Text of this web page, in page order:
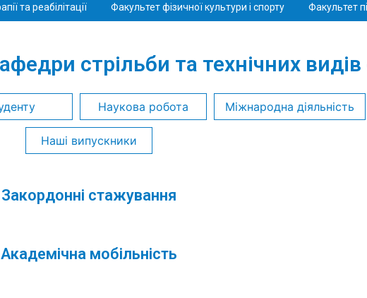
та реабілітації Факультет фізичної культури і спорту Факультет
стрільби та технічних
Наукова робота Міжнародна діяльність
Наші випускники
Закордонні стажування
Академічна мобільність